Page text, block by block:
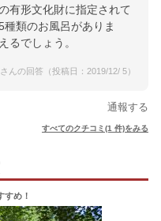
有形文化財に指定されて
類のお風呂がありま
るでしょう。
んの回答（投稿日：2019/12/ 5）
通報する
すべてのクチコミ(1 件)をみる
すめ！